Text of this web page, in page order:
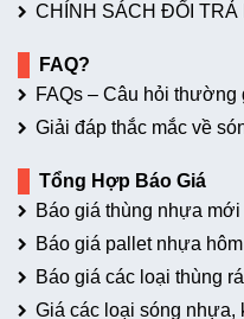
CHÍNH SÁCH ĐỔI TRẢ
FAQ?
FAQs – Câu hỏi
Giải đáp thắc mắc về
Tổng Hợp Báo Giá
Báo giá thùng nhựa
Báo giá pallet nhựa
Báo giá các loại thùng
Giá các loại sóng nhựa,